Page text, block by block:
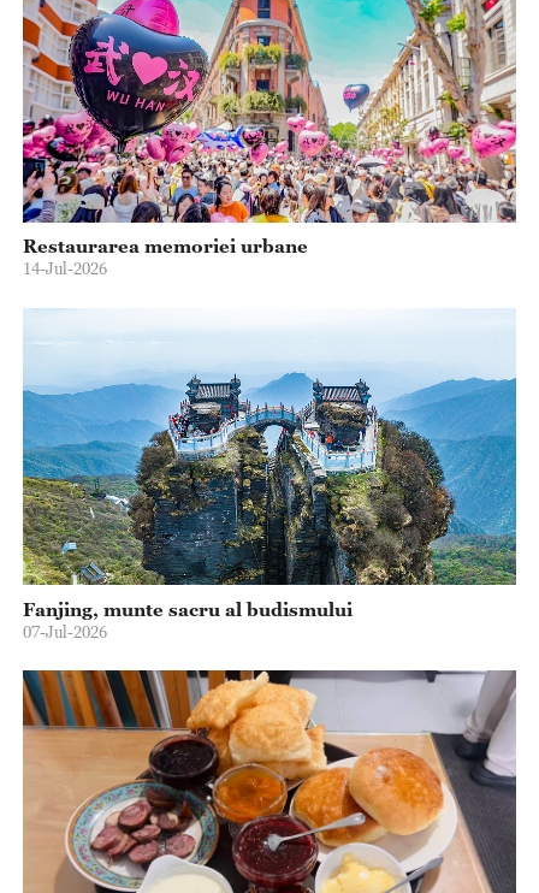
Restaurarea memoriei urbane
14-Jul-2026
Fanjing, munte sacru al budismului
07-Jul-2026